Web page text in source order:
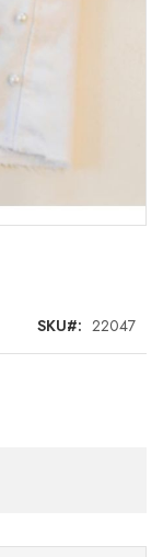
SKU 22047